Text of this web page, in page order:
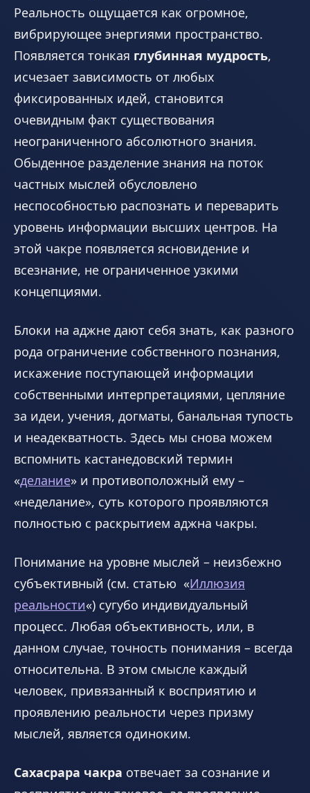
Реальность ощущается как огромное,
вибрирующее энергиями пространство.
Появляется тонкая глубинная мудрость,
исчезает зависимость от любых
фиксированных идей, становится
очевидным факт существования
неограниченного абсолютного знания.
Обыденное разделение знания на поток
частных мыслей обусловлено
неспособностью распознать и переварить
уровень информации высших центров. На
этой чакре появляется ясновидение и
всезнание, не ограниченное узкими
концепциями.
Блоки на аджне дают себя знать, как разного
рода ограничение собственного познания,
искажение поступающей информации
собственными интерпретациями, цепляние
за идеи, учения, догматы, банальная тупость
и неадекватность. Здесь мы снова можем
вспомнить кастанедовский термин
«делание» и противоположный ему –
«неделание», суть которого проявляются
полностью с раскрытием аджна чакры.
Понимание на уровне мыслей – неизбежно
субъективный (см. статью «Иллюзия
реальности«) сугубо индивидуальный
процесс. Любая объективность, или, в
данном случае, точность понимания – всегда
относительна. В этом смысле каждый
человек, привязанный к восприятию и
проявлению реальности через призму
мыслей, является одиноким.
Сахасрара чакра отвечает за сознание и